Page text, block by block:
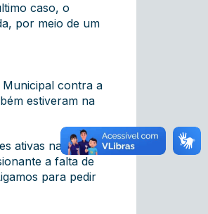
caso, o
por meio de um
contra a
estiveram na
ativas na capital,
a falta de
para pedir